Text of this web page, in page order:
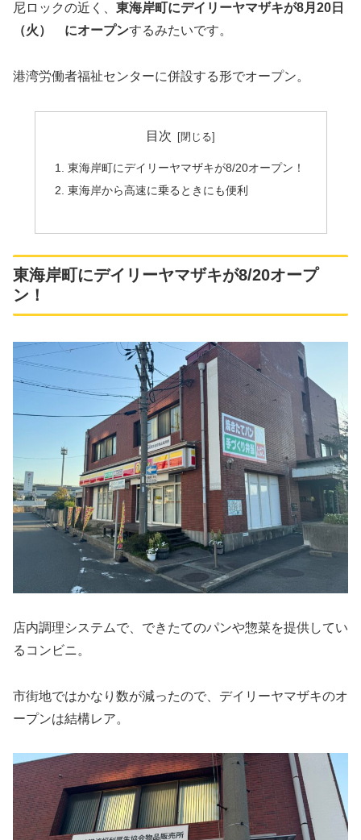
尼ロックの近く、 東海岸町にデイリーヤマザキが8月20日
（火） にオープンするみたいです。
港湾労働者福祉センターに併設する形でオープン。
目次
東海岸町にデイリーヤマザキが8/20オープン！
東海岸から高速に乗るときにも便利
東海岸町にデイリーヤマザキが8/20オープ
ン！
店内調理システムで、できたてのパンや惣菜を提供してい
るコンビニ。
市街地ではかなり数が減ったので、デイリーヤマザキのオ
ープンは結構レア。